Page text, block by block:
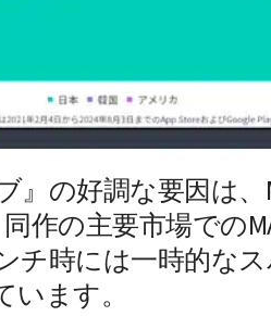
の好調な要因は、
作の主要市場での
チ時には一時的な
ます。